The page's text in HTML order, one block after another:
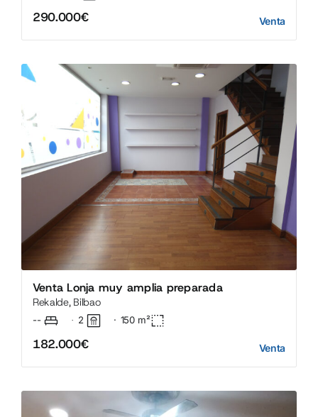
290.000€ Venta
Venta Lonja muy amplia preparada
Rekalde, Bilbao
-- · 2 · 150 m²
182.000€ Venta